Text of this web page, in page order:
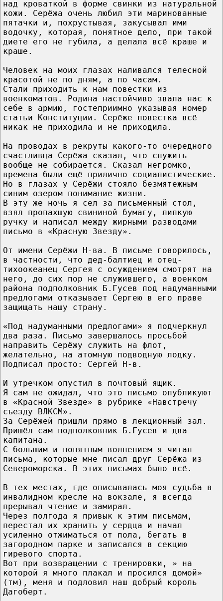
над кроваткой в форме свинки из натуральной
кожи. Серёжа очень любил эти маринованные
пятачки и, похрустывая, закусывал ими
водочку, которая, понятное дело, при такой
диете его не губила, а делала всё краше и
краше.
Человек на моих глазах наливался телесной
красотой не по дням, а по часам.
Стали приходить к нам повестки из
военкоматов. Родина настойчиво звала нас к
себе в армию, гостеприимно указывая номер
статьи Конституции. Серёже повестка всё
никак не приходила и не приходила.
На проводах в рекруты какого-то очередного
счастливца Серёжа сказал, что служить
вообще не собирается. Сказал негромко,
времена были ещё прилично социалистические.
Но в глазах у Серёжи стояло безмятежным
синим озером понимание жизни.
В эту же ночь я сел за письменный стол,
взял пропахшую свининой бумагу, липкую
ручку и написал между жирными разводами
письмо в «Красную Звезду».
От имени Серёжи Н-ва. В письме говорилось,
в частности, что дед-балтиец и отец-
тихоокеанец Сергея с осуждением смотрят на
него, до сих пор не служившего, а военком
района подполковник Б.Гусев под надуманными
предлогами отказывает Сергею в его праве
защищать нашу страну.
«Под надуманными предлогами» я подчеркнул
два раза. Письмо завершалось просьбой
направить Серёжу служить на флот,
желательно, на атомную подводную лодку.
Подписал просто: Сергей Н-в.
И утречком опустил в почтовый ящик.
Я сам не ожидал, что это письмо опубликуют
в «Красной Звезде» в рубрике «Навстречу
съезду ВЛКСМ».
За Серёжей пришли прямо в лекционный зал.
Пришёл сам подполковник Б.Гусев и два
капитана.
С большим и понятным волнением я читал
письма, которые мне писал друг Серёжа из
Североморска. В этих письмах было всё.
В тех местах, где описывалась моя судьба в
инвалидном кресле на вокзале, я всегда
прерывал чтение и замирал.
Через полгода я привык к этим письмам,
перестал их хранить у сердца и начал
усиленно отжиматься от пола, бегать в
загородном парке и записался в секцию
гиревого спорта.
Вот при возвращении с тренировки, » на
которой я много плакал и просился домой»
(тм), меня и подловил наш добрый король
Дагоберт.